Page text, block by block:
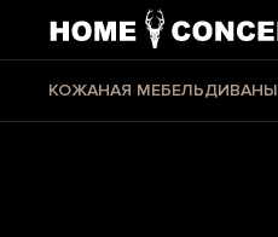
КОЖАНАЯ МЕБЕЛЬДИВАНЫ